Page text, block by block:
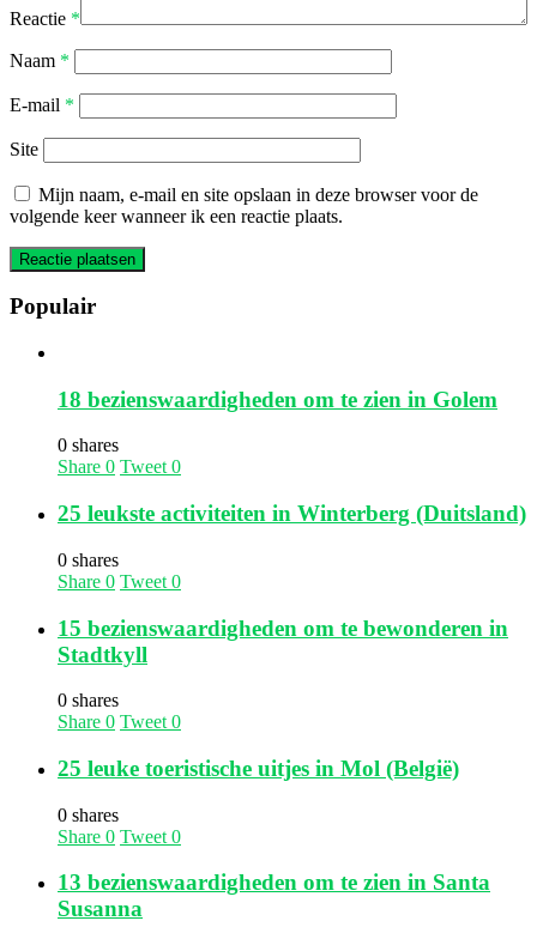
Reactie *
Naam *
E-mail *
Site
Mijn naam, e-mail en site opslaan in deze browser voor de
volgende keer wanneer ik een reactie plaats.
Populair
18 bezienswaardigheden om te zien in Golem
0 shares
Share 0 Tweet 0
25 leukste activiteiten in Winterberg (Duitsland)
0 shares
Share 0 Tweet 0
15 bezienswaardigheden om te bewonderen in
Stadtkyll
0 shares
Share 0 Tweet 0
25 leuke toeristische uitjes in Mol (België)
0 shares
Share 0 Tweet 0
13 bezienswaardigheden om te zien in Santa
Susanna